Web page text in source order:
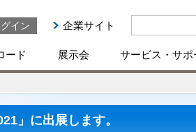
イン 企業サイト
ード 展示会 サービス・サポ
」に出展します。